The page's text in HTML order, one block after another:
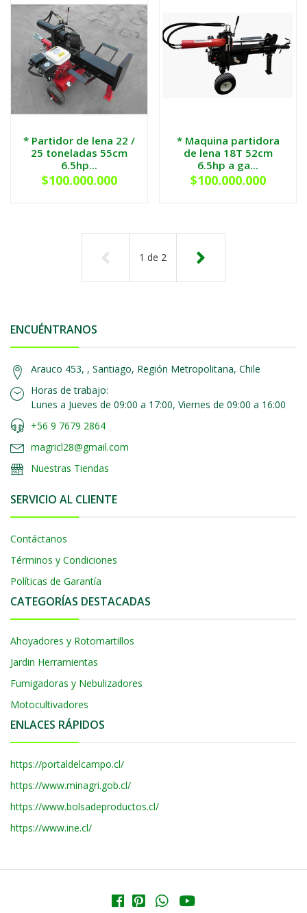
* Partidor de lena 22 /
25 toneladas 55cm
6.5hp...
$100.000.000
* Maquina partidora
de lena 18T 52cm
6.5hp a ga...
$100.000.000
1 de 2
ENCUÉNTRANOS
Arauco 453, , Santiago, Región Metropolitana, Chile
Horas de trabajo:
Lunes a Jueves de 09:00 a 17:00, Viernes de 09:00 a 16:00
+56 9 7679 2864
magricl28@gmail.com
Nuestras Tiendas
SERVICIO AL CLIENTE
Contáctanos
Términos y Condiciones
Políticas de Garantía
CATEGORÍAS DESTACADAS
Ahoyadores y Rotomartillos
Jardin Herramientas
Fumigadoras y Nebulizadores
Motocultivadores
ENLACES RÁPIDOS
https://portaldelcampo.cl/
https://www.minagri.gob.cl/
https://www.bolsadeproductos.cl/
https://www.ine.cl/